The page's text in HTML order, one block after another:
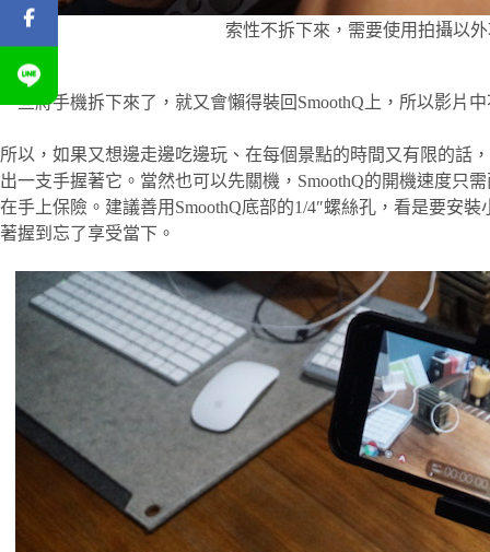
索性不拆下來，需要使用拍攝以
一旦將手機拆下來了，就又會懶得裝回SmoothQ上，所以影片
所以，如果又想邊走邊吃邊玩、在每個景點的時間又有限的話
出一支手握著它。當然也可以先關機，SmoothQ的開機速度只
在手上保險。建議善用SmoothQ底部的1/4″螺絲孔，看是要安
著握到忘了享受當下。